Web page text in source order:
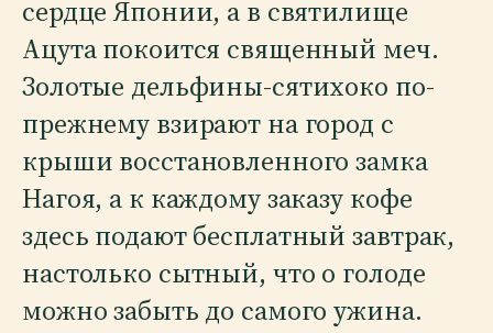
сердце Японии, а в святилище
Ацута покоится священный меч.
Золотые дельфины-сятихоко по-
прежнему взирают на город с
крыши восстановленного замка
Нагоя, а к каждому заказу кофе
здесь подают бесплатный завтрак,
настолько сытный, что о голоде
можно забыть до самого ужина.